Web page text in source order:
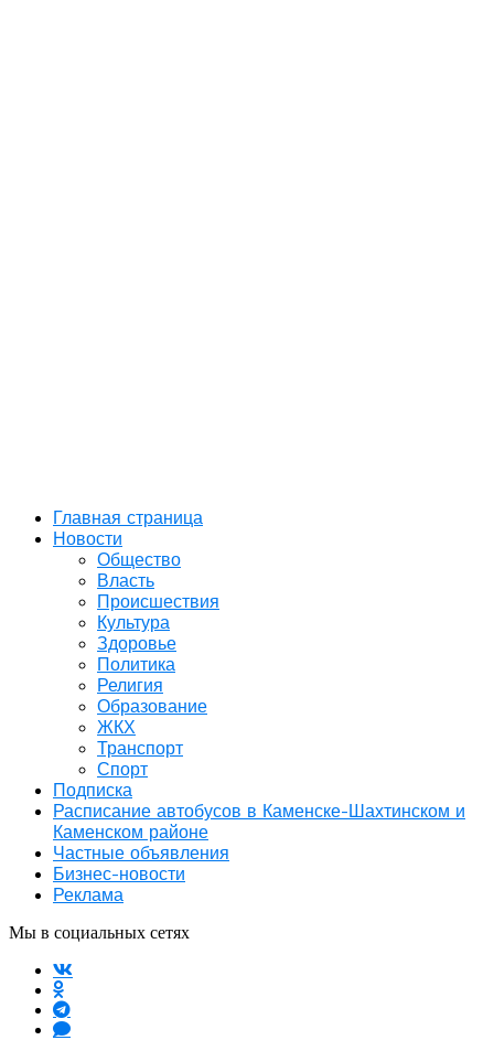
Главная страница
Новости
Общество
Власть
Происшествия
Культура
Здоровье
Политика
Религия
Образование
ЖКХ
Транспорт
Спорт
Подписка
Расписание автобусов в Каменске-Шахтинском и
Каменском районе
Частные объявления
Бизнес-новости
Реклама
Мы в социальных сетях